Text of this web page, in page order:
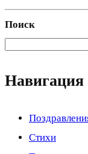
Поиск
Навигация
Стихи